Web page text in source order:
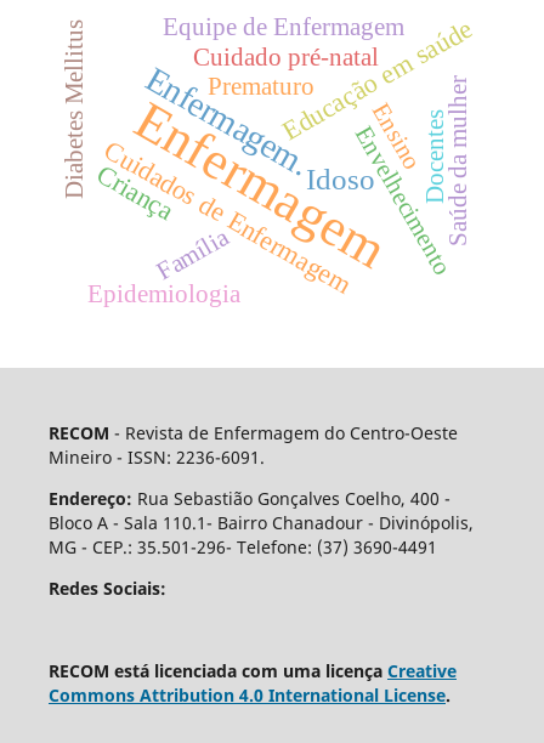
Enfermagem
Enfermagem.Idoso
Cuidados de Enfermagem
Criança
Educação em saúde
Cuidado pré-natal
EnvelhecimentoSaúde da mulher
Família
Equipe de Enfermagem
Ensino
Epidemiologia
Diabetes Mellitus Docentes
Prematuro
RECOM - Revista de Enfermagem do Centro-Oeste
Mineiro - ISSN: 2236-6091.
Endereço: Rua Sebastião Gonçalves Coelho, 400 -
Bloco A - Sala 110.1- Bairro Chanadour - Divinópolis,
MG - CEP.: 35.501-296- Telefone: (37) 3690-4491
Redes Sociais:
RECOM está licenciada com uma licença Creative
Commons Attribution 4.0 International License.